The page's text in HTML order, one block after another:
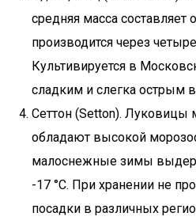
средняя масса составляет
производится через
Культивируется в
сладким и слегка острым
Сеттон (Setton). Луковицы
обладают высокой
малоснежные зимы
-17 °C. При хранении не
посадки в различных